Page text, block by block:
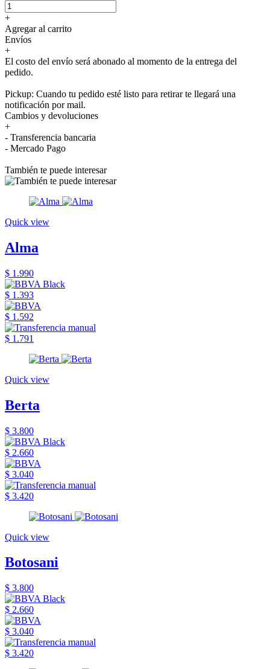
+
Agregar al carrito
Envíos
+
El costo del envío será abonado al momento de la entrega del
pedido.
Pickup: Cuando tu pedido esté listo para retirar te llegará una
notificación por mail.
Cambios y devoluciones
+
- Transferencia bancaria
- Mercado Pago
También te puede interesar
Quick view
Alma
$ 1.990
$ 1.393
$ 1.592
$ 1.791
Quick view
Berta
$ 3.800
$ 2.660
$ 3.040
$ 3.420
Quick view
Botosani
$ 3.800
$ 2.660
$ 3.040
$ 3.420